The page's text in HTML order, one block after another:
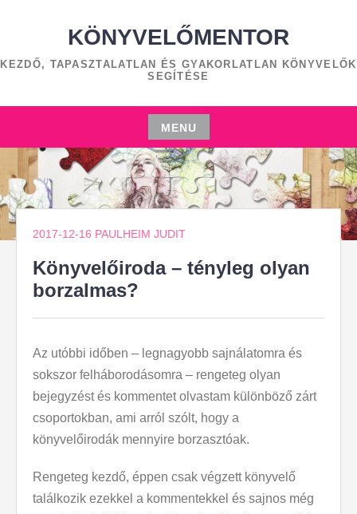
KÖNYVELŐMENTOR
KEZDŐ, TAPASZTALATLAN ÉS GYAKORLATLAN KÖNYVELŐK
SEGÍTÉSE
MENU
Skip
to
content
2017-12-16 PAULHEIM JUDIT
Könyvelőiroda – tényleg olyan
borzalmas?
Az utóbbi időben – legnagyobb sajnálatomra és
sokszor felháborodásomra – rengeteg olyan
bejegyzést és kommentet olvastam különböző zárt
csoportokban, ami arról szólt, hogy a
könyvelőirodák mennyire borzasztóak.
Rengeteg kezdő, éppen csak végzett könyvelő
találkozik ezekkel a kommentekkel és sajnos még